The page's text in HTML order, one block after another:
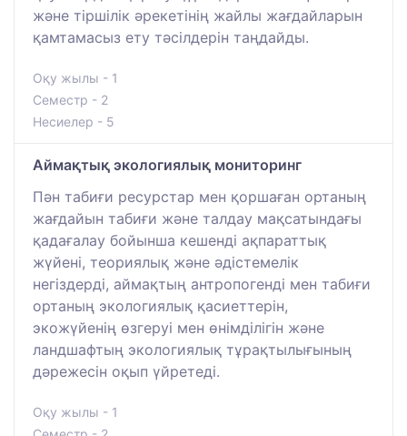
және тіршілік әрекетінің жайлы жағдайларын
қамтамасыз ету тәсілдерін таңдайды.
Оқу жылы - 1
Семестр - 2
Несиелер - 5
Аймақтық экологиялық мониторинг
Пән табиғи ресурстар мен қоршаған ортаның
жағдайын табиғи және талдау мақсатындағы
қадағалау бойынша кешенді ақпараттық
жүйені, теориялық және әдістемелік
негіздерді, аймақтың антропогенді мен табиғи
ортаның экологиялық қасиеттерін,
экожүйенің өзгеруі мен өнімділігін және
ландшафтың экологиялық тұрақтылығының
дәрежесін оқып үйретеді.
Оқу жылы - 1